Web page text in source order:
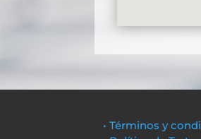
• Términos y